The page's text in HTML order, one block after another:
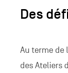
Des
Au terme de
des Ateliers